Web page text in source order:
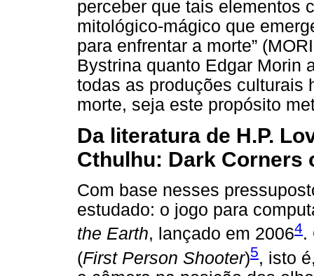
perceber que tais elementos
mitológico-mágico que
para enfrentar a morte”
Bystrina quanto Edgar Morin
todas as produções culturais
morte, seja este propósito
Da literatura de H.P.
Cthulhu: Dark Corners
Com base nesses
estudado: o jogo para
the Earth, lançado em 20064.
(First Person Shooter)5, isto